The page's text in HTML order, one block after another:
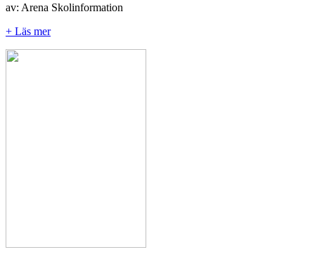
av: Arena Skolinformation
+ Läs mer